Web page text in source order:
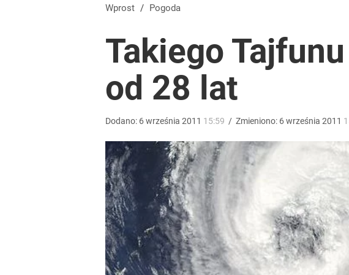
Ani Moczydło, ani Suntago. Ten basen też jest dobry na upały na
Tajemnica paragonów grozy. Tak restauratorzy manipulują cenami
Temu, Shein i AliExpress już nie takie atrakcyjne. Polaków zapytano
Wprost / Pogoda
Takiego
od 28 lat
Dodano: 6września 2011 15:59 / Zmieniono: 6września 2011